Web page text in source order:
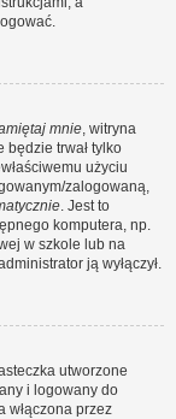
mnie, witryna
będzie trwał tylko
użyciu
zalogowaną,
. Jest to
komputera, np.
w szkole lub na
ją wyłączył.
utworzone
i logowany do
włączona przez